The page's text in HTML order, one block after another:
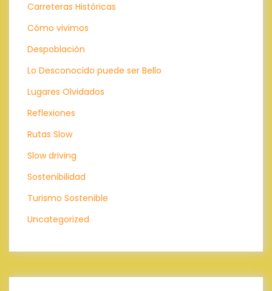
Carreteras Históricas
Cómo vivimos
Despoblación
Lo Desconocido puede ser Bello
Lugares Olvidados
Reflexiones
Rutas Slow
Slow driving
Sostenibilidad
Turismo Sostenible
Uncategorized